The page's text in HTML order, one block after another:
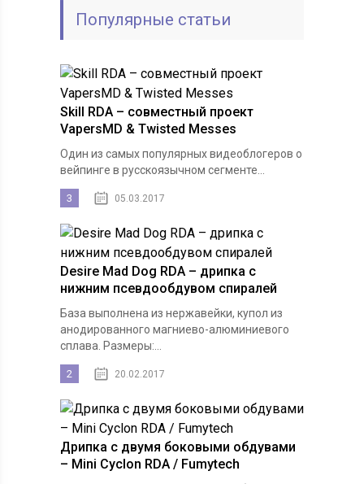
Популярные статьи
Skill RDA – совместный проект
VapersMD & Twisted Messes
Один из самых популярных видеоблогеров о
вейпинге в русскоязычном сегменте...
3 05.03.2017
Desire Mad Dog RDA – дрипка с
нижним псевдообдувом спиралей
База выполнена из нержавейки, купол из
анодированного магниево-алюминиевого
сплава. Размеры:...
2 20.02.2017
Дрипка с двумя боковыми обдувами
– Mini Cyclon RDA / Fumytech